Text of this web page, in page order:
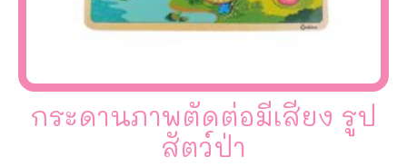
กระดานภาพตัดต่อมีเสียง รูป
สัตว์ป่า